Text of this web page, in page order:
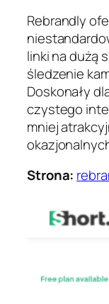
Rebrandly
linki na dużą
śledzenie
Doskonały
czystego
mniej
Strona: